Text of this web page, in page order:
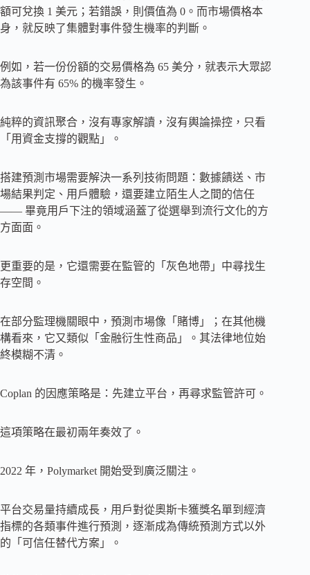
額可兌換 1 美元；若錯誤，則價值為 0。而市場價格本
身，就反映了集體對事件發生機率的判斷。
例如，若一份份額的交易價格為 65 美分，就表示大眾認
為該事件有 65% 的機率發生。
純粹的資訊聚合，沒有專家解讀，沒有輿論操控，只看
「用資金支撐的觀點」。
搭建預測市場需要解決一系列技術問題：數據饋送、市
場結果判定、用戶體驗，還要建立陌生人之間的信任
—— 畢竟用戶下注的領域涵蓋了從選舉到流行文化的方
方面面。
更重要的是，它還需要在監管的「灰色地帶」中尋找生
存空間。
在部分監理機關眼中，預測市場像「賭博」；在其他機
構看來，它又類似「金融衍生性商品」。其法律地位始
終模糊不清。
Coplan 的因應策略是：先建立平台，再尋求監管許可。
這項策略在最初兩年奏效了。
2022 年，Polymarket 開始受到廣泛關注。
平台交易量持續成長，用戶對從奧斯卡獲獎名單到經濟
指標的各類事件進行預測，逐漸成為傳統預測方式以外
的「可信任替代方案」。